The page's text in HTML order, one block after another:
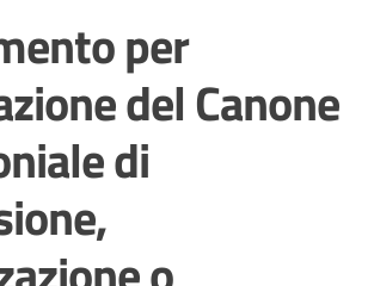
per
del Canone
di